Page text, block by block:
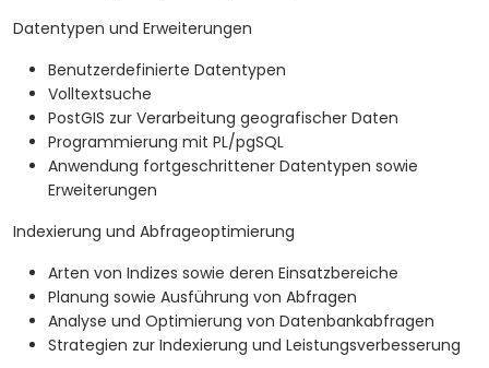
Datentypen und Erweiterungen
Benutzerdefinierte Datentypen
Volltextsuche
PostGIS zur Verarbeitung geografischer Daten
Programmierung mit PL/pgSQL
Anwendung fortgeschrittener Datentypen sowie
Erweiterungen
Indexierung und Abfrageoptimierung
Arten von Indizes sowie deren Einsatzbereiche
Planung sowie Ausführung von Abfragen
Analyse und Optimierung von Datenbankabfragen
Strategien zur Indexierung und Leistungsverbesserung